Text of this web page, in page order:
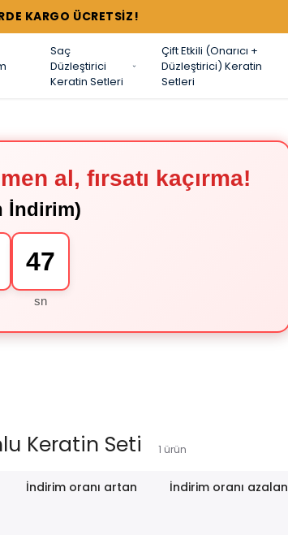
KARGO ÜCRETSİZ!
Saç
Düzleştirici
Keratin Setleri
Çift Etkili (Onarıcı +
Düzleştirici) Keratin
Setleri
al, fırsatı kaçırma!
İndirim)
47
sn
Keratin Seti 1 ürün
İndirim oranı artan İndirim oranı azalan